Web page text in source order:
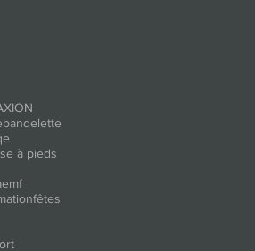
bandelette
à pieds
emf
fêtes